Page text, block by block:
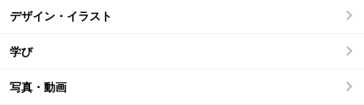
デザイン・イラスト
学び
写真・動画